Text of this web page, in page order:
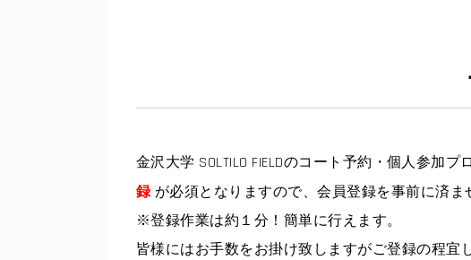
金沢大学 SOLTILO FIELDのコート予約・個人参加
録が必須となりますので、会員登録を事前に済ま
※登録作業は約１分！簡単に行えます。
皆様にはお手数をお掛け致しますがご登録の程宜